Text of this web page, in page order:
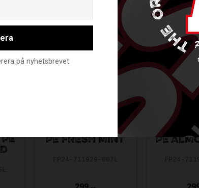
FATPIPE HOLE
PE FRESH MINT
PE
på nyhetsbrevet